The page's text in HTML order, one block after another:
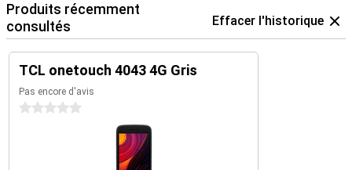
Produits récemment
consultés
Effacer l'historique
TCL onetouch 4043 4G Gris
Pas encore d'avis
0 étoiles